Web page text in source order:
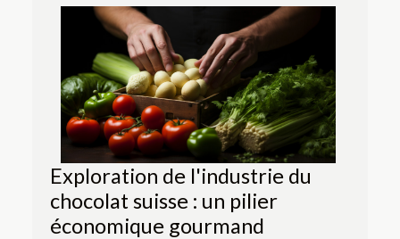
Exploration de l'industrie du
chocolat suisse : un pilier
économique gourmand